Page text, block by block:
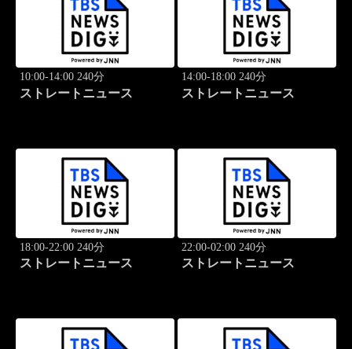
10:00-14:00 240分
ストレートニュース
14:00-18:00 240分
ストレートニュース
18:00-22:00 240分
ストレートニュース
22:00-02:00 240分
ストレートニュース